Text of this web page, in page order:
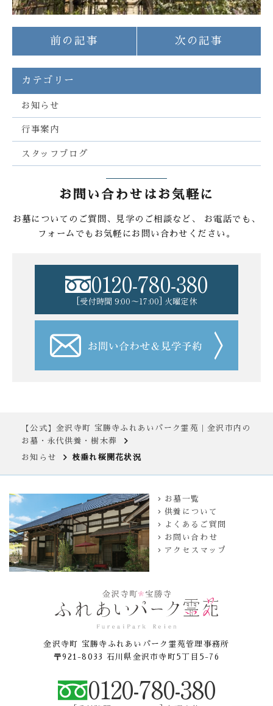
前の記事 次の記事
カテゴリー
お知らせ
行事案内
スタッフブログ
お問い合わせはお気軽に
お墓についてのご質問、見学のご相談など、
お電話でも、
フォームでもお気軽にお問い合わせください。
0120-780-380
[受付時間 9:00〜17:00] 火曜定休
【公式】金沢寺町 宝勝寺ふれあいパーク霊苑｜金沢市内の
お墓・永代供養・樹木葬
お知らせ 枝垂れ桜開花状況
お墓一覧
供養について
よくあるご質問
お問い合わせ
アクセスマップ
金沢寺町 宝勝寺ふれあいパーク霊苑管理事務所
〒921-8033 石川県金沢市寺町5丁目5-76
0120-780-380